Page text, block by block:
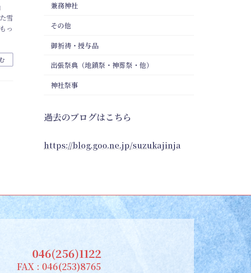
雪
っ
兼務神社
その他
御祈祷・授与品
出張祭典（地鎮祭・神葬祭・他）
神社祭事
過去のブログはこちら
https://blog.goo.ne.jp/suzukajinja
046(256)1122
FAX : 046(253)8765